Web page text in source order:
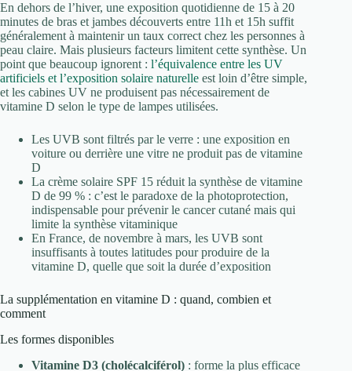
En dehors de l’hiver, une exposition quotidienne de 15 à 20
minutes de bras et jambes découverts entre 11h et 15h suffit
généralement à maintenir un taux correct chez les personnes à
peau claire. Mais plusieurs facteurs limitent cette synthèse. Un
point que beaucoup ignorent : l’équivalence entre les UV
artificiels et l’exposition solaire naturelle est loin d’être simple,
et les cabines UV ne produisent pas nécessairement de
vitamine D selon le type de lampes utilisées.
Les UVB sont filtrés par le verre : une exposition en
voiture ou derrière une vitre ne produit pas de vitamine
D
La crème solaire SPF 15 réduit la synthèse de vitamine
D de 99 % : c’est le paradoxe de la photoprotection,
indispensable pour prévenir le cancer cutané mais qui
limite la synthèse vitaminique
En France, de novembre à mars, les UVB sont
insuffisants à toutes latitudes pour produire de la
vitamine D, quelle que soit la durée d’exposition
La supplémentation en vitamine D : quand, combien et
comment
Les formes disponibles
Vitamine D3 (cholécalciférol) : forme la plus efficace